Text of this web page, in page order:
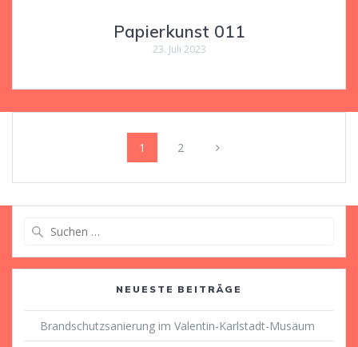
Papierkunst 011
23. Juli 2023
Beitragsnavigation
Seite
1 Seite
2
NEUESTE BEITRÄGE
Brandschutzsanierung im Valentin-Karlstadt-Musäum